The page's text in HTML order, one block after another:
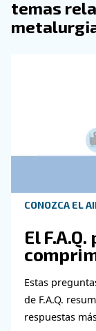
aplicaciones
aire más
¿Cómo
exento
La elección del
aplicaciones
cuenta. En
funcionamiento
Asegúrese de
forma constante.
A
su aplicación.
certificado